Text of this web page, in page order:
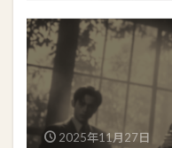
2025年11月27日